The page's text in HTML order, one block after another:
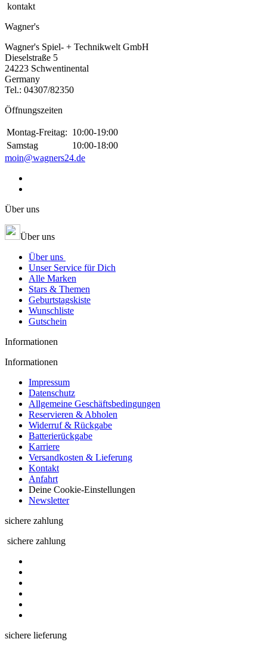
kontakt
Wagner's
Wagner's Spiel- + Technikwelt GmbH
Dieselstraße 5
24223 Schwentinental
Germany
Tel.: 04307/82350
Öffnungszeiten
Montag-Freitag: 10:00-19:00
Samstag
10:00-18:00
moin@wagners24.de
Über uns
Über uns
Über uns
Unser Service für Dich
Alle Marken
Stars & Themen
Geburtstagskiste
Wunschliste
Gutschein
Informationen
Informationen
Impressum
Datenschutz
Allgemeine Geschäftsbedingungen
Reservieren & Abholen
Widerruf & Rückgabe
Batterierückgabe
Karriere
Versandkosten & Lieferung
Kontakt
Anfahrt
Deine Cookie-Einstellungen
Newsletter
sichere zahlung
sichere zahlung
sichere lieferung